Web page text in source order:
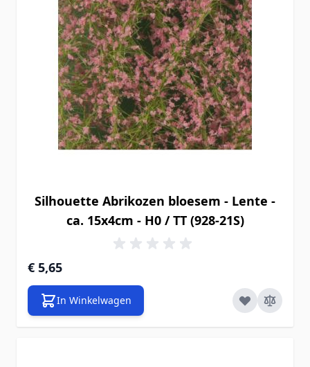
Silhouette Abrikozen bloesem - Lente -
ca. 15x4cm - H0 / TT (928-21S)
€ 5,65
In Winkelwagen